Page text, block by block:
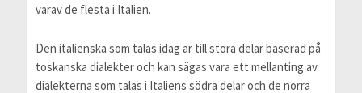
varav de flesta i Italien.
Den italienska som talas idag är till stora delar baserad på
toskanska dialekter och kan sägas vara ett mellanting av
dialekterna som talas i Italiens södra delar och de norra